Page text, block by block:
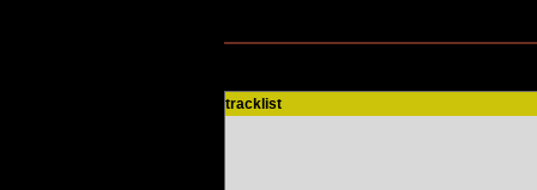
tracklist